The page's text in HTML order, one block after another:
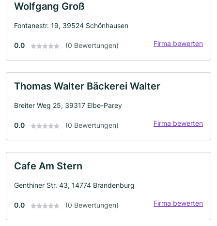
Wolfgang Groß
Fontanestr. 19, 39524 Schönhausen
0.0 (0 Bewertungen) Firma bewerten
Thomas Walter Bäckerei Walter
Breiter Weg 25, 39317 Elbe-Parey
0.0 (0 Bewertungen) Firma bewerten
Cafe Am Stern
Genthiner Str. 43, 14774 Brandenburg
0.0 (0 Bewertungen) Firma bewerten